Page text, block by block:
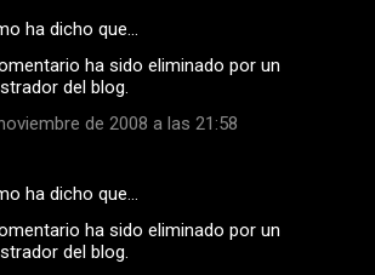
ha dicho que…
ha sido eliminado por un
del blog.
de 2008 a las 21:58
ha dicho que…
ha sido eliminado por un
del blog.